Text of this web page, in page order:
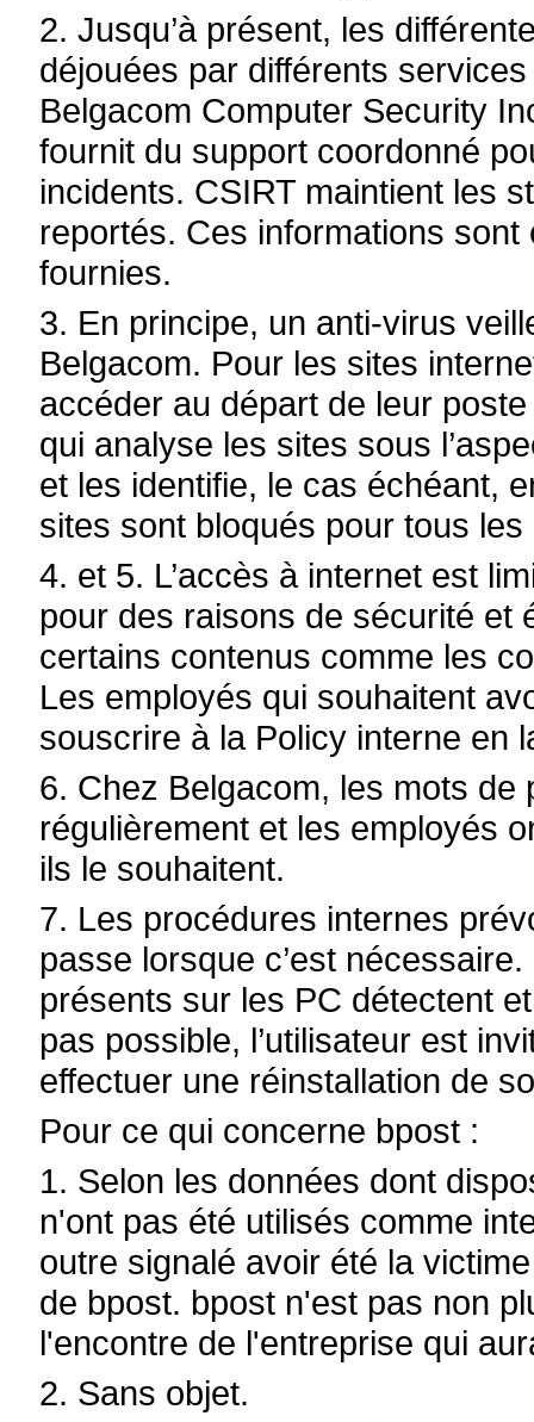
2. Jusqu’à présent, les
déjouées par différents
Belgacom Computer Security
fournit du support coordonné
incidents. CSIRT maintient les
reportés. Ces informations
fournies.
3. En principe, un anti-virus
Belgacom. Pour les sites
accéder au départ de leur
qui analyse les sites sous
et les identifie, le cas échéant,
sites sont bloqués pour tous
4. et 5. L’accès à internet est
pour des raisons de sécurité et
certains contenus comme les
Les employés qui souhaitent
souscrire à la Policy interne en
6. Chez Belgacom, les mots
régulièrement et les employés
ils le souhaitent.
7. Les procédures internes
passe lorsque c’est
présents sur les PC détectent
pas possible, l’utilisateur est
effectuer une réinstallation de
Pour ce qui concerne bpost :
1. Selon les données dont
n'ont pas été utilisés comme
outre signalé avoir été la
de bpost. bpost n'est pas non
l'encontre de l'entreprise qui
2. Sans objet.